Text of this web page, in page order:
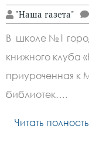
"Наша газета"
В школе №1
книжного клуба
приуроченная
библиотек….
Читать